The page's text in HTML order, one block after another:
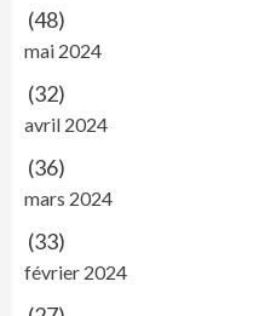
(48)
mai 2024
(32)
avril 2024
(36)
mars 2024
(33)
février 2024